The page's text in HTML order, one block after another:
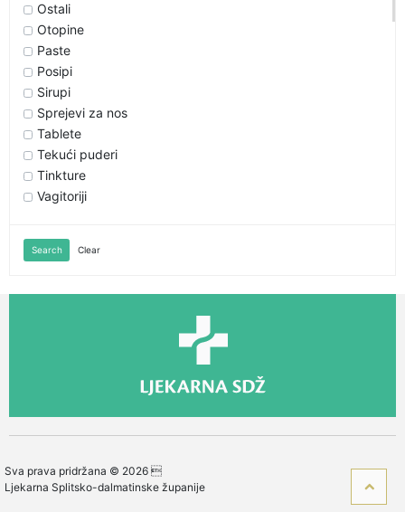
Ostali
Otopine
Paste
Posipi
Sirupi
Sprejevi za nos
Tablete
Tekući puderi
Tinkture
Vagitoriji
Search Clear
Sva prava pridržana © 2026 
Ljekarna Splitsko-dalmatinske županije